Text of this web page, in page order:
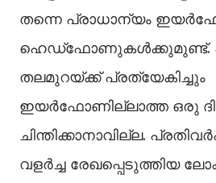
തന്നെ പ്രാധാന്യം
ഹെഡ്‌ഫോണുകള്‍ക്കുമുണ്ട്.
തലമുറയ്ക്ക് പ്രത്യേകിച്ചും
ഇയര്‍ഫോണില്ലാത്ത ഒരു
ചിന്തിക്കാനാവില്ല.
വളര്‍ച്ച രേഖപ്പെടുത്തിയ